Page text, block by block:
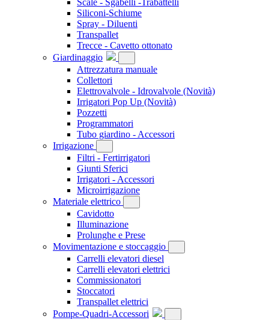
Scale - Sgabelli -Trabattelli
Siliconi-Schiume
Spray - Diluenti
Transpallet
Trecce - Cavetto ottonato
Giardinaggio
Attrezzatura manuale
Collettori
Elettrovalvole - Idrovalvole (Novità)
Irrigatori Pop Up (Novità)
Pozzetti
Programmatori
Tubo giardino - Accessori
Irrigazione
Filtri - Fertirrigatori
Giunti Sferici
Irrigatori - Accessori
Microirrigazione
Materiale elettrico
Cavidotto
Illuminazione
Prolunghe e Prese
Movimentazione e stoccaggio
Carrelli elevatori diesel
Carrelli elevatori elettrici
Commissionatori
Stoccatori
Transpallet elettrici
Pompe-Quadri-Accessori